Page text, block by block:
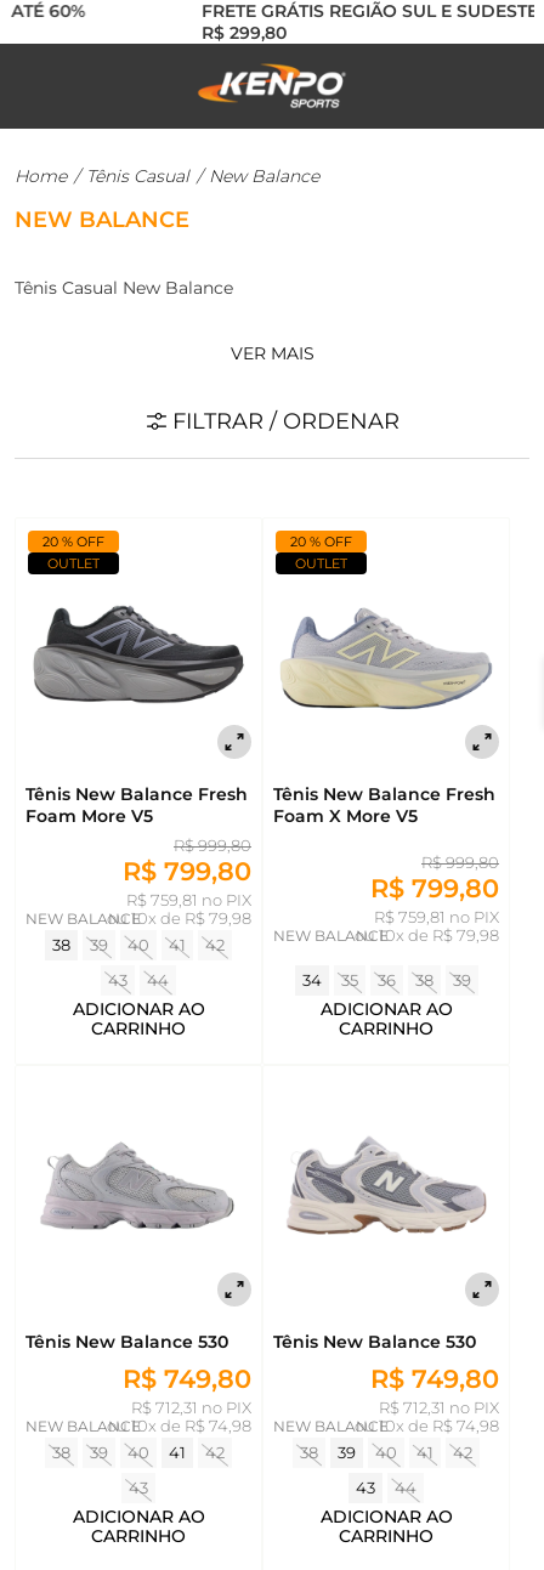
60%
FRETE GRÁTIS REGIÃO SUL E SUDESTE
R$ 299,80
Home / Tênis Casual / New Balance
NEW BALANCE
Tênis Casual New Balance
VER MAIS
FILTRAR / ORDENAR
20 % OFF
OUTLET
Tênis New Balance Fresh
Foam More V5
R$ 999,80
R$ 799,80
R$ 759,81 no PIX
ou10x de R$ 79,98
NEW BALANCE
38
39 40 41
42
43
44
ADICIONAR AO
CARRINHO
20 % OFF
OUTLET
Tênis New Balance Fresh
Foam X More V5
R$ 999,80
R$ 799,80
R$ 759,81 no PIX
ou10x de R$ 79,98
NEW BALANCE
34 35 36 38 39
ADICIONAR AO
CARRINHO
Tênis New Balance 530
R$ 749,80
R$ 712,31 no PIX
ou10x de R$ 74,98
NEW BALANCE
38
39 40 41
42
43
ADICIONAR AO
CARRINHO
Tênis New Balance 530
R$ 749,80
R$ 712,31 no PIX
ou10x de R$ 74,98
NEW BALANCE
38
39 40 41
42
43
44
ADICIONAR AO
CARRINHO